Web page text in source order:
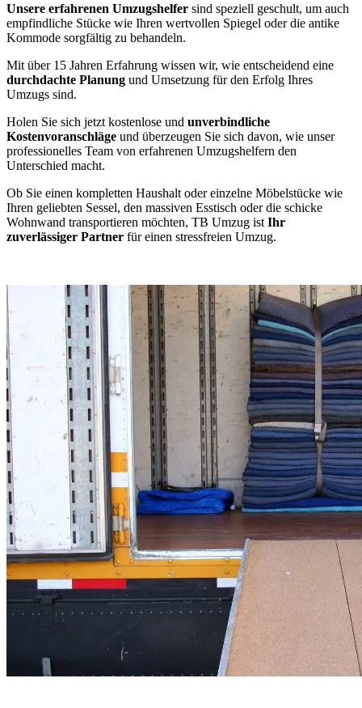
Unsere erfahrenen Umzugshelfer sind speziell geschult, um auch
empfindliche Stücke wie Ihren wertvollen Spiegel oder die antike
Kommode sorgfältig zu behandeln.
Mit über 15 Jahren Erfahrung wissen wir, wie entscheidend eine
durchdachte Planung und Umsetzung für den Erfolg Ihres
Umzugs sind.
Holen Sie sich jetzt kostenlose und unverbindliche
Kostenvoranschläge und überzeugen Sie sich davon, wie unser
professionelles Team von erfahrenen Umzugshelfern den
Unterschied macht.
Ob Sie einen kompletten Haushalt oder einzelne Möbelstücke wie
Ihren geliebten Sessel, den massiven Esstisch oder die schicke
Wohnwand transportieren möchten, TB Umzug ist Ihr
zuverlässiger Partner für einen stressfreien Umzug.